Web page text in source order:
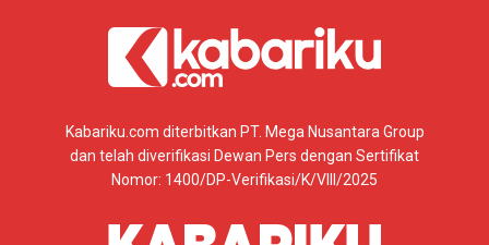
Kabariku.com diterbitkan PT. Mega Nusantara Group
dan telah diverifikasi Dewan Pers dengan Sertifikat
Nomor: 1400/DP-Verifikasi/K/VIII/2025